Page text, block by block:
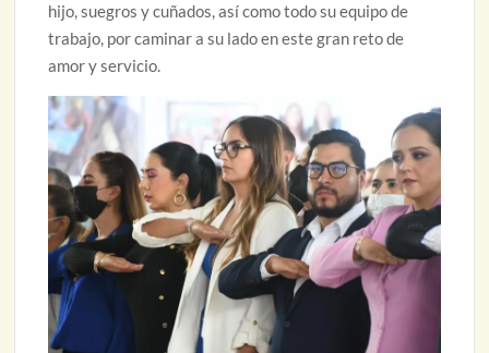
hijo, suegros y cuñados, así como todo su equipo de
trabajo, por caminar a su lado en este gran reto de
amor y servicio.